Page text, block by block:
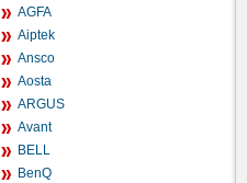
AGFA
Aiptek
Ansco
Aosta
ARGUS
Avant
BELL
BenQ